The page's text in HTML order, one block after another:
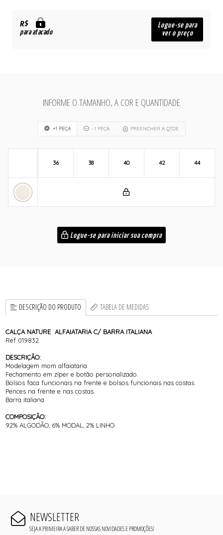
R$
para atacado
Logue-se para
ver o preço
INFORME O TAMANHO, A COR E QUANTIDADE
+1 PEÇA -1 PEÇA PREENCHER A QTDE
36 38 40 42 44
Logue-se para iniciar sua compra
DESCRIÇÃO DO PRODUTO TABELA DE MEDIDAS
CALÇA NATURE ALFAIATARIA C/ BARRA ITALIANA
Ref 019832
DESCRIÇÃO:
Modelagem mom alfaiataria.
Fechamento em zíper e botão personalizado.
Bolsos faca funcionais na frente e bolsos funcionais nas costas.
Pences na frente e nas costas.
Barra italiana.
COMPOSIÇÃO:
92% ALGODÃO, 6% MODAL, 2% LINHO.
NEWSLETTER
SEJA A PRIMEIRA A SABER DE NOSSAS NOVIDADES E PROMOÇÕES!